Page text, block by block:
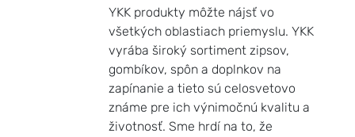
YKK produkty môžte nájsť vo
všetkých oblastiach priemyslu. YKK
vyrába široký sortiment zipsov,
gombíkov, spôn a doplnkov na
zapínanie a tieto sú celosvetovo
známe pre ich výnimočnú kvalitu a
životnosť. Sme hrdí na to, že